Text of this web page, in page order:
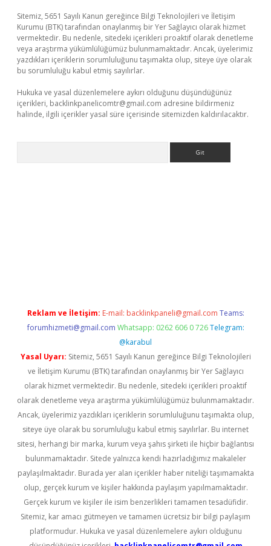
Sitemiz, 5651 Sayılı Kanun gereğince Bilgi Teknolojileri ve İletişim
Kurumu (BTK) tarafından onaylanmış bir Yer Sağlayıcı olarak hizmet
vermektedir. Bu nedenle, sitedeki içerikleri proaktif olarak denetleme
veya araştırma yükümlülüğümüz bulunmamaktadır. Ancak, üyelerimiz
yazdıkları içeriklerin sorumluluğunu taşımakta olup, siteye üye olarak
bu sorumluluğu kabul etmiş sayılırlar.
Hukuka ve yasal düzenlemelere aykırı olduğunu düşündüğünüz
içerikleri, backlinkpanelicomtr@gmail.com adresine bildirmeniz
halinde, ilgili içerikler yasal süre içerisinde sitemizden kaldırılacaktır.
Reklam ve İletişim: E-mail: backlinkpaneli@gmail.com Teams:
forumhizmeti@gmail.com Whatsapp: 0262 606 0 726 Telegram:
@karabul
Yasal Uyarı: Sitemiz, 5651 Sayılı Kanun gereğince Bilgi Teknolojileri
ve İletişim Kurumu (BTK) tarafından onaylanmış bir Yer Sağlayıcı
olarak hizmet vermektedir. Bu nedenle, sitedeki içerikleri proaktif
olarak denetleme veya araştırma yükümlülüğümüz bulunmamaktadır.
Ancak, üyelerimiz yazdıkları içeriklerin sorumluluğunu taşımakta olup,
siteye üye olarak bu sorumluluğu kabul etmiş sayılırlar. Bu internet
sitesi, herhangi bir marka, kurum veya şahıs şirketi ile hiçbir bağlantısı
bulunmamaktadır. Sitede yalnızca kendi hazırladığımız makaleler
paylaşılmaktadır. Burada yer alan içerikler haber niteliği taşımamakta
olup, gerçek kurum ve kişiler hakkında paylaşım yapılmamaktadır.
Gerçek kurum ve kişiler ile isim benzerlikleri tamamen tesadüfidir.
Sitemiz, kar amacı gütmeyen ve tamamen ücretsiz bir bilgi paylaşım
platformudur. Hukuka ve yasal düzenlemelere aykırı olduğunu